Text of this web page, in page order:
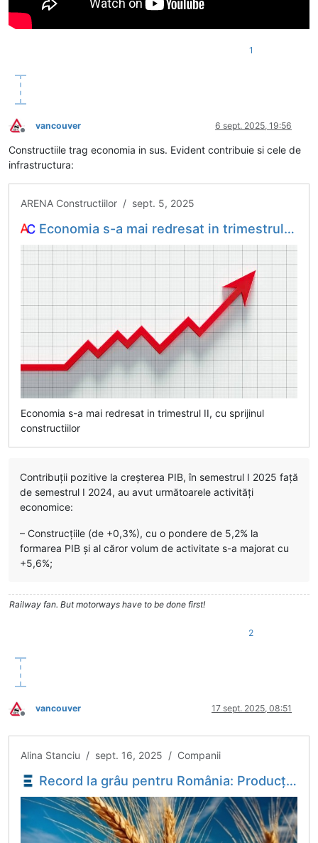
1
Deconectat
vancouver 6 sept. 2025, 19:56
Constructiile trag economia in sus. Evident contribuie si cele de
infrastructura:
ARENA Constructiilor / sept. 5, 2025
Economia s-a mai redresat in trimestrul II, cu sprijinul constructiilor – ARENA Constructiilor – stiri din constructii, investitii, preturi, locuinte, infrastructura
Economia s-a mai redresat in trimestrul II, cu sprijinul
constructiilor
Contribuții pozitive la creşterea PIB, în semestrul I 2025 faţă
de semestrul I 2024, au avut următoarele activități
economice:
– Construcţiile (de +0,3%), cu o pondere de 5,2% la
formarea PIB şi al căror volum de activitate s-a majorat cu
+5,6%;
Railway fan. But motorways have to be done first!
2
Deconectat
vancouver 17 sept. 2025, 08:51
Alina Stanciu / sept. 16, 2025 / Companii
Record la grâu pentru România: Producția a sărit de 12 milioane de tone. Ultima prognoză - Economica.net